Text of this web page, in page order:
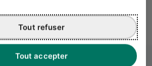
Tout accepter
Tout refuser